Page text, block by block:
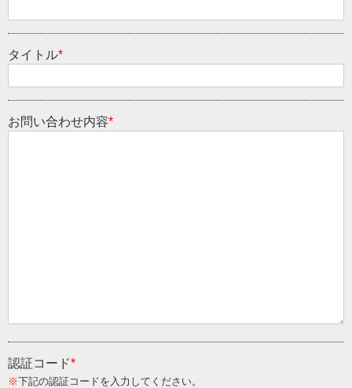
タイトル*
お問い合わせ内容*
認証コード*
※下記の認証コードを入力してください。